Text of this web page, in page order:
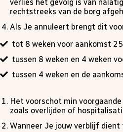
verlies het gevolg is van
rechtstreeks van de borg
Als Je annuleert brengt dit
tot 8 weken voor aankomst
tussen 8 weken en 4 weken
tussen 4 weken en de
Het voorschot min
zoals overlijden of
Wanneer Je jouw verblijf